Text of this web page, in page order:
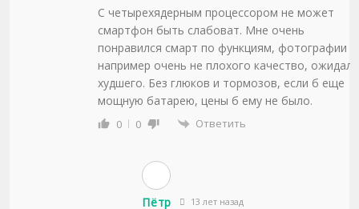
С четырехядерным процессором не может
смартфон быть слабоват. Мне очень
понравился смарт по функциям, фотографии
например очень не плохого качество, ожидал
худшего. Без глюков и тормозов, если б еще
мощную батарею, цены б ему не было.
0 0 Ответить
Пётр 13 лет назад